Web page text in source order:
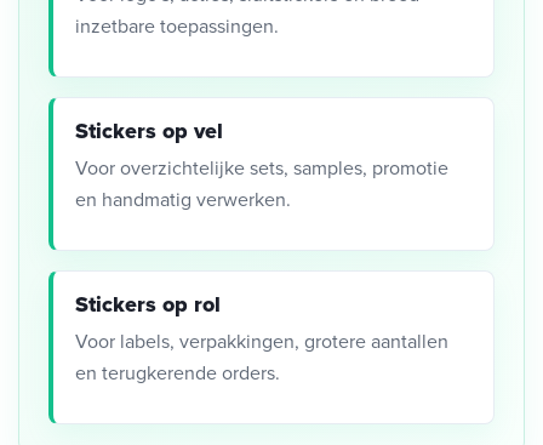
inzetbare toepassingen.
Stickers op vel
Voor overzichtelijke sets, samples, promotie
en handmatig verwerken.
Stickers op rol
Voor labels, verpakkingen, grotere aantallen
en terugkerende orders.